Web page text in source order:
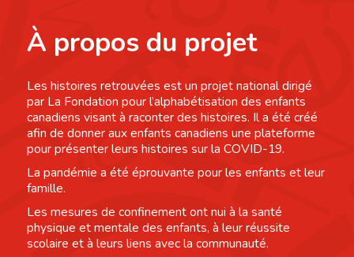
À propos du projet
Les histoires retrouvées est un projet national dirigé
par La Fondation pour l’alphabétisation des enfants
canadiens visant à raconter des histoires. Il a été créé
afin de donner aux enfants canadiens une plateforme
pour présenter leurs histoires sur la COVID-19.
La pandémie a été éprouvante pour les enfants et leur
famille.
Les mesures de confinement ont nui à la santé
physique et mentale des enfants, à leur réussite
scolaire et à leurs liens avec la communauté.